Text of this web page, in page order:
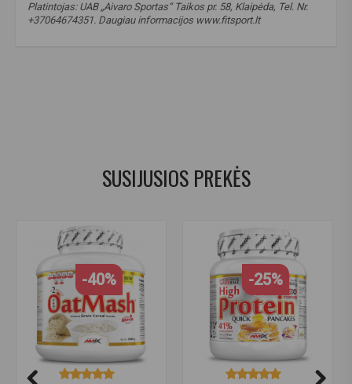
Platintojas: UAB „Aivaro Sportas“ Taikos pr. 58, Klaipėda, Tel. Nr.
+37064674351. Daugiau informacijos www.fitsport.lt
SUSIJUSIOS PREKĖS
-40% -25%